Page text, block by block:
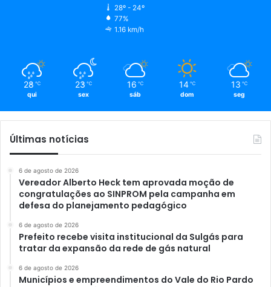
28º - 24º
77%
1.16 km/h
28 ℃
qui
23 ℃
sex
16 ℃
sáb
14 ℃
dom
13 ℃
seg
Últimas notícias
6 de agosto de 2026
Vereador Alberto Heck tem aprovada moção de
congratulações ao SINPROM pela campanha em
defesa do planejamento pedagógico
6 de agosto de 2026
Prefeito recebe visita institucional da Sulgás para
tratar da expansão da rede de gás natural
6 de agosto de 2026
Municípios e empreendimentos do Vale do Rio Pardo